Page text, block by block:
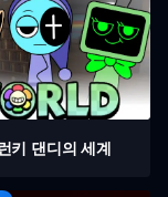
키 댄디의 세계